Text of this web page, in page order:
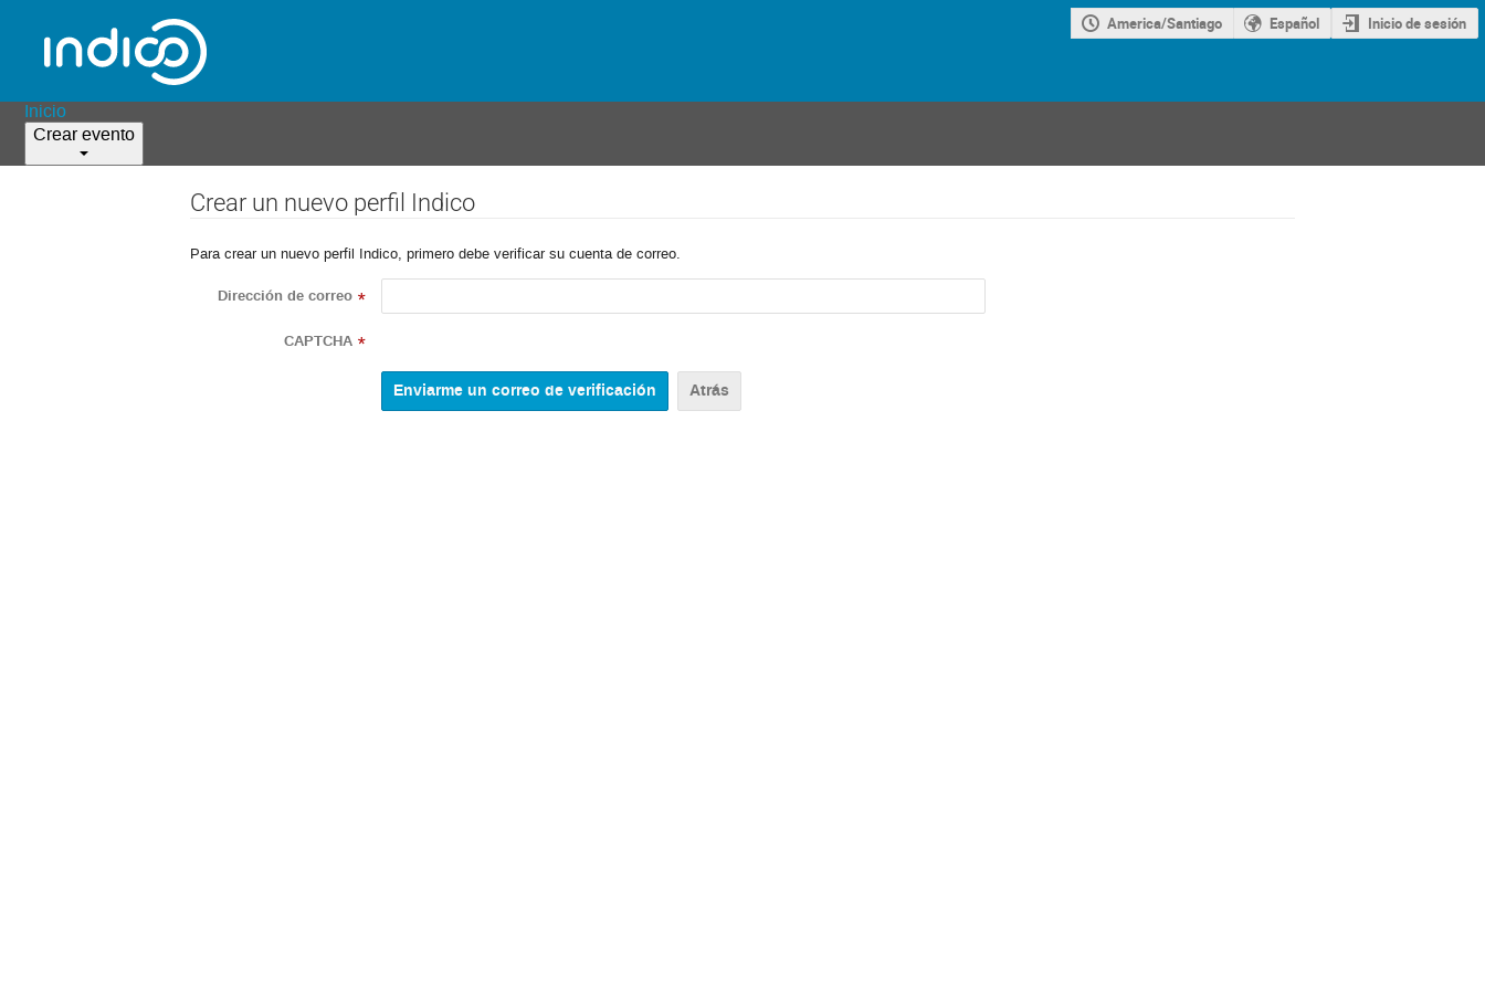
America/Santiago Español Inicio de sesión
Inicio
Crear evento
Crear un nuevo perfil Indico
Para crear un nuevo perfil Indico, primero debe verificar su cuenta de correo.
Dirección de correo *
CAPTCHA *
Atrás